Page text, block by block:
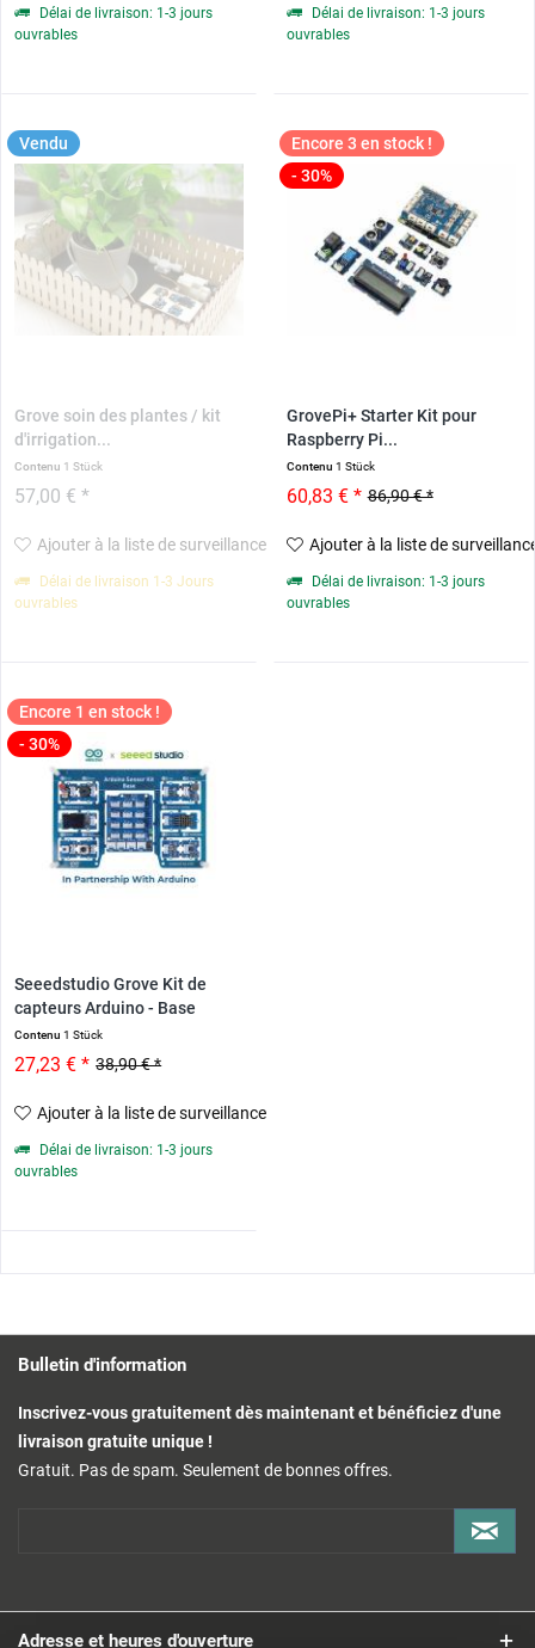
Délai de livraison: 1-3 jours
ouvrables
Délai de livraison: 1-3 jours
ouvrables
Vendu
Grove soin des plantes / kit
d'irrigation...
Contenu 1 Stück
57,00 € *
Ajouter à la liste de surveillance
Délai de livraison 1-3 Jours
ouvrables
Encore 3 en stock !
- 30%
GrovePi+ Starter Kit pour
Raspberry Pi...
Contenu 1 Stück
86,90 € *
60,83 € *
Ajouter à la liste de
Délai de livraison: 1-3 jours
ouvrables
Encore 1 en stock !
- 30%
Seeedstudio Grove Kit de
capteurs Arduino - Base
Contenu1 Stück
38,90 € *
27,23 € *
Ajouter à la liste de surveillance
Délai de livraison: 1-3 jours
ouvrables
Bulletin d'information
Inscrivez-vous gratuitement dès maintenant et bénéficiez d'une
livraison gratuite unique !
Gratuit. Pas de spam. Seulement de bonnes offres.
Adresse et heures d'ouverture